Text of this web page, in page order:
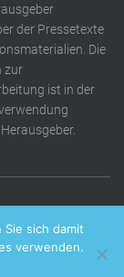
der Pressetexte
Die
zur
ist in der
sich damit
verwenden.